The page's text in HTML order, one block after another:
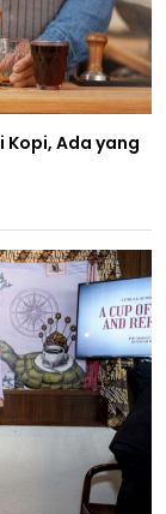
Kopi, Ada yang